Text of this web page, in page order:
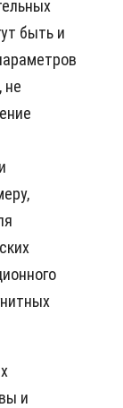
быть и
не
и